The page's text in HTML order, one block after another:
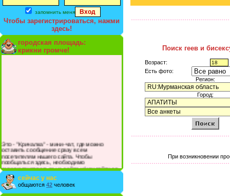
запомнить меня
Чтобы зарегистрироваться, нажми
здесь!
городская площадь:
крикни громче!
Это - "Кричалка" - мини-чат, где можно
оставить сообщение сразу всем
посетителям нашего сайта. Чтобы
пообщаться здесь, необходимо
зарегистрироваться на сайте и/или войти со
своими логином и паролем.
сейчас у нас
общаются 42 человек
Поиск геев и
Возраст:
Есть фото:
Регион:
Город:
При возникновении